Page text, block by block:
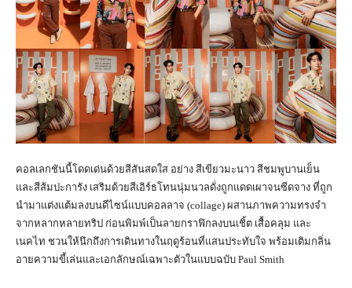
คอลเลกชันนี้โดดเด่นด้วยสีสันสดใส อย่าง สีเขียวมะนาว สีชมพูบานเย็น
และสีส้มปะการัง เสริมด้วยสีเอิร์ธโทนนุ่มนวลดั่งถูกแดดเผาจนซีดจาง ที่ถูก
นำมาแต่งแต้มลงบนดีไซน์แบบคอลลาจ (collage) ผสานภาพความทรงจำ
จากหลากหลายทริป ก่อนพิมพ์เป็นลายกราฟิกลงบนเชิ้ต เสื้อคลุม และ
เนคไท ชวนให้นึกถึงการเดินทางในฤดูร้อนที่แสนประทับใจ พร้อมเติมกลิ่น
อายความขี้เล่นและเอกลักษณ์เฉพาะตัวในแบบฉบับ Paul Smith